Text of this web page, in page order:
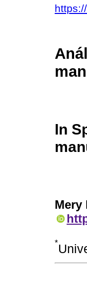
In
Mery
*